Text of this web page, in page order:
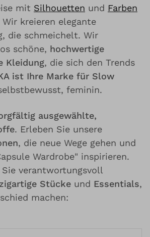
mit Silhouetten und Farben
kreieren elegante
die schmeichelt. Wir
schöne, hochwertige
Kleidung, die sich den Trends
ist Ihre Marke für Slow
feminin.
ausgewählte,
. Erleben Sie unsere
, die neue Wege gehen und
Wardrobe" inspirieren.
verantwortungsvoll
Stücke und Essentials,
machen: